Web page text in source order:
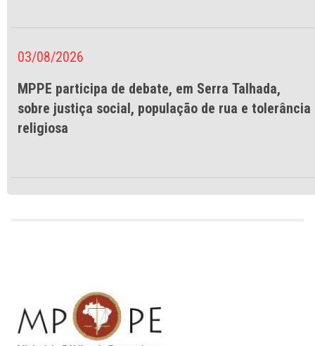
03/08/2026
MPPE participa de debate, em Serra Talhada,
sobre justiça social, população de rua e tolerância
religiosa